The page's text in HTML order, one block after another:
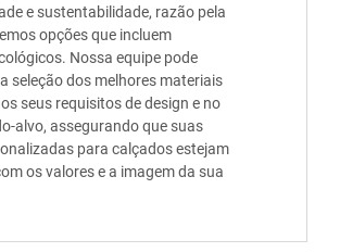
e sustentabilidade, razão pela
opções que incluem
Nossa equipe pode
seleção dos melhores materiais
seus requisitos de design e no
alvo, assegurando que suas
para calçados estejam
os valores e a imagem da sua